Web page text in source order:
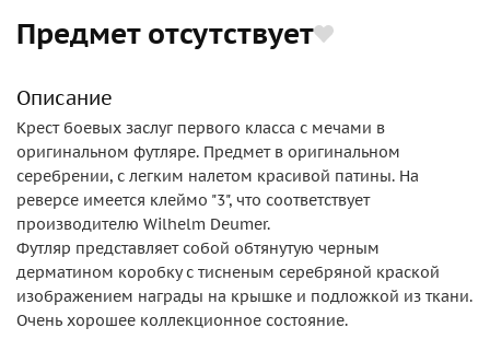
Предмет отсутствует
Описание
Крест боевых заслуг первого класса с мечами в
оригинальном футляре. Предмет в оригинальном
серебрении, с легким налетом красивой патины. На
реверсе имеется клеймо "3", что соответствует
производителю Wilhelm Deumer.
Футляр представляет собой обтянутую черным
дерматином коробку с тисненым серебряной краской
изображением награды на крышке и подложкой из ткани.
Очень хорошее коллекционное состояние.